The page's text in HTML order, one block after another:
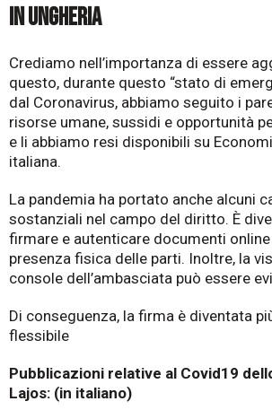
in Ungheria
Crediamo nell’importanza di essere
questo, durante questo “stato di
dal Coronavirus, abbiamo seguito i
risorse umane, sussidi e opportunità
e li abbiamo resi disponibili su
italiana.
La pandemia ha portato anche alcuni
sostanziali nel campo del diritto. È
firmare e autenticare documenti
presenza fisica delle parti. Inoltre, la
console dell’ambasciata può essere
Di conseguenza, la firma è diventata
flessibile
Pubblicazioni relative al Covid19
Lajos: (in italiano)